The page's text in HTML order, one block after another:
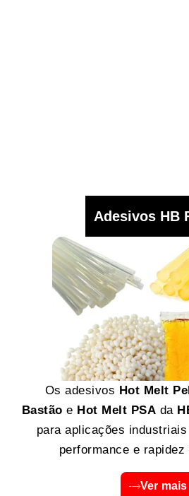
Adesivos HB
Os adesivos Hot Melt
Bastão e Hot Melt PSA da
para aplicações
performance e rapidez
Ver mais